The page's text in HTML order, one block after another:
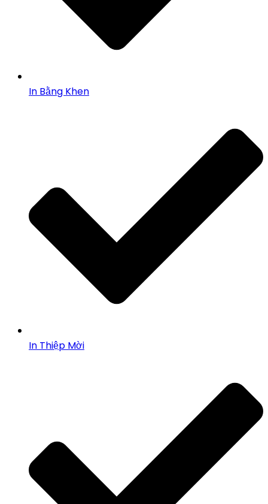
In Bằng Khen
In Thiệp Mời